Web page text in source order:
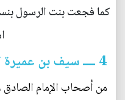
كما فجعت بنت الرسول
4 ــــ سيف بن عميرة النخعي
من أصحاب الإمام الصادق